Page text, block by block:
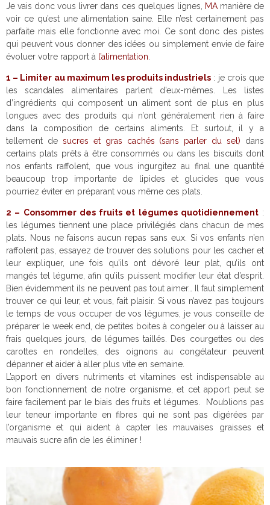
Je vais donc vous livrer dans ces quelques lignes, MAmanière de
voir ce qu’est une alimentation saine. Elle n’est certainement pas
parfaite mais elle fonctionne avec moi. Ce sont donc des pistes
qui peuvent vous donner des idées ou simplement envie de faire
évoluer votre rapport à l’alimentation
1 – Limiter au maximum les produits industriels : je crois que
les scandales alimentaires parlent d’eux-mêmes. Les listes
d’ingrédients qui composent un aliment sont de plus en plus
longues avec des produits qui n’ont généralement rien à faire
dans la composition de certains aliments. Et surtout, il y a
tellement de sucres et gras cachés (sans parler du sel) dans
certains plats prêts à être consommés ou dans les biscuits dont
nos enfants raffolent, que vous ingurgitez au final une quantité
beaucoup trop importante de lipides et glucides que vous
pourriez éviter en préparant vous même ces plats.
2 – Consommer des fruits et légumes quotidiennement :
les légumes tiennent une place privilégiés dans chacun de mes
plats. Nous ne faisons aucun repas sans eux. Si vos enfants n’en
raffolent pas, essayez de trouver des solutions pour les cacher et
leur expliquer, une fois qu’ils ont dévoré leur plat, qu’ils ont
mangés tel légume, afin qu’ils puissent modifier leur état d’esprit.
Bien évidemment ils ne peuvent pas tout aimer… Il faut simplement
trouver ce qui leur, et vous, fait plaisir. Si vous n’avez pas toujours
le temps de vous occuper de vos légumes, je vous conseille de
préparer le week end, de petites boites à congeler ou à laisser au
frais quelques jours, de légumes taillés. Des courgettes ou des
carottes en rondelles, des oignons au congélateur peuvent
dépanner et aider à aller plus vite en semaine.
L’apport en divers nutriments et vitamines est indispensable au
bon fonctionnement de notre organisme, et cet apport peut se
faire facilement par le biais des fruits et légumes. N’oublions pas
leur teneur importante en fibres qui ne sont pas digérées par
l’organisme et qui aident à capter les mauvaises graisses et
mauvais sucre afin de les éliminer !